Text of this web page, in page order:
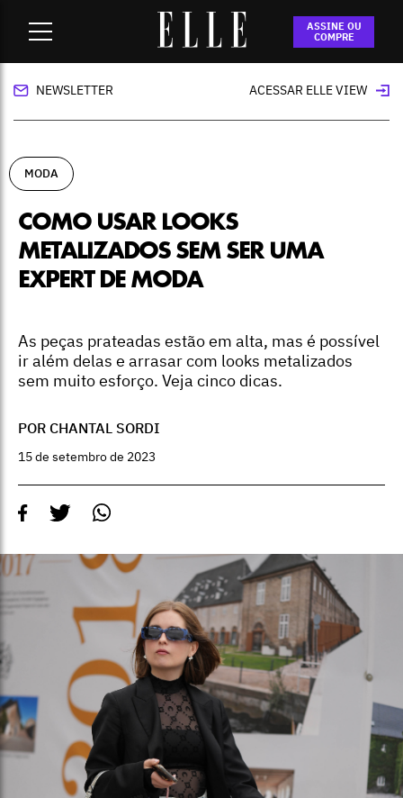
ASSINE OU
COMPRE
Como usar looks metalizados sem ser uma
expert de moda
NEWSLETTER ACESSAR ELLE VIEW
MODA
COMO USAR LOOKS
METALIZADOS SEM SER UMA
EXPERT DE MODA
As peças prateadas estão em alta, mas é possível
ir além delas e arrasar com looks metalizados
sem muito esforço. Veja cinco dicas.
POR CHANTAL SORDI
15 de setembro de 2023